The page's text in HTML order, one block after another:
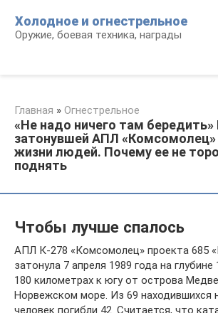
контенту
Холодное и огнестрельное
Оружие, боевая техника, награды
Главная » Огнестрельное
«Не надо ничего там бередить»
затонувшей АПЛ «Комсомолец»
жизни людей. Почему ее не
поднять
Чтобы лучше спалось
АПЛ К-278 «Комсомолец» проекта 685
затонула 7 апреля 1989 года на
180 километрах к югу от острова
Норвежском море. Из 69 находившихся
человек погибли 42. Считается, что